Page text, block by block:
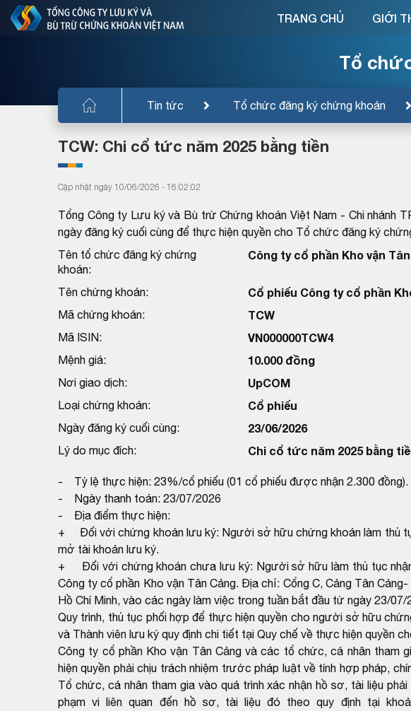
Tổ
Tin tức Tổ chức đăng ký chứng khoán
TRANG CHỦ GIỚI
TCW: Chi cổ tức năm 2025 bằng tiền
Cập nhật ngày 10/06/2026 - 16:02:02
Tổng Công ty Lưu ký và Bù trừ Chứng khoán Việt Nam - Chi nhánh
ngày đăng ký cuối cùng để thực hiện quyền cho Tổ chức đăng ký
Tên tổ chức đăng ký chứng
khoán:
Công ty cổ phần Kho vận
Tên chứng khoán: Cổ phiếu Công ty cổ phần
Mã chứng khoán: TCW
Mã ISIN: VN000000TCW4
Mệnh giá: 10.000 đồng
Nơi giao dịch: UpCOM
Loại chứng khoán: Cổ phiếu
Ngày đăng ký cuối cùng: 23/06/2026
Lý do mục đích: Chi cổ tức năm 2025 bằng
- Tỷ lệ thực hiện: 23%/cổ phiếu (01 cổ phiếu được nhận 2.300 đồng).
- Ngày thanh toán: 23/07/2026
- Địa điểm thực hiện:
+ Đối với chứng khoán lưu ký: Người sở hữu chứng khoán làm thủ
mở tài khoản lưu ký.
+ Đối với chứng khoán chưa lưu ký: Người sở hữu làm thủ tục
Công ty cổ phần Kho vận Tân Cảng. Địa chỉ: Cổng C, Cảng Tân
Hồ Chí Minh, vào các ngày làm việc trong tuần bắt đầu từ ngày 23/
Quy trình, thủ tục phối hợp để thực hiện quyền cho người sở hữu
và Thành viên lưu ký quy định chi tiết tại Quy chế về thực hiện quyền
Công ty cổ phần Kho vận Tân Cảng và các tổ chức, cá nhân tham
hiện quyền phải chịu trách nhiệm trước pháp luật về tính hợp pháp,
Tổ chức, cá nhân tham gia vào quá trình xác nhận hồ sơ, tài liệu
phạm vi liên quan đến hồ sơ, tài liệu đó theo quy định tại